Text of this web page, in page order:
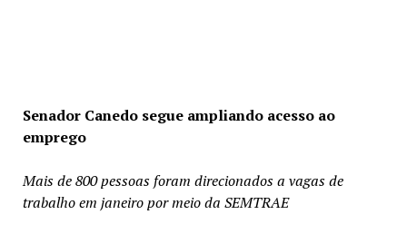
Senador Canedo segue ampliando acesso ao
emprego
Mais de 800 pessoas foram direcionados a vagas de
trabalho em janeiro por meio da SEMTRAE